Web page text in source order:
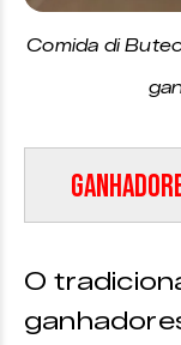
Comida di
O